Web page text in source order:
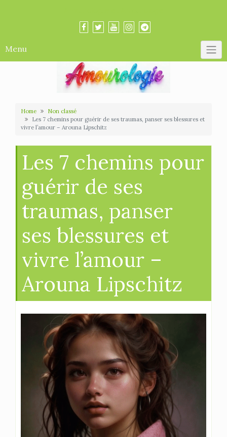
Menu
Home
Non classé
Les 7 chemins pour guérir de ses traumas, panser ses blessures et
vivre l’amour – Arouna Lipschitz
Les 7 chemins pour
guérir de ses
traumas, panser
ses blessures et
vivre l’amour –
Arouna Lipschitz